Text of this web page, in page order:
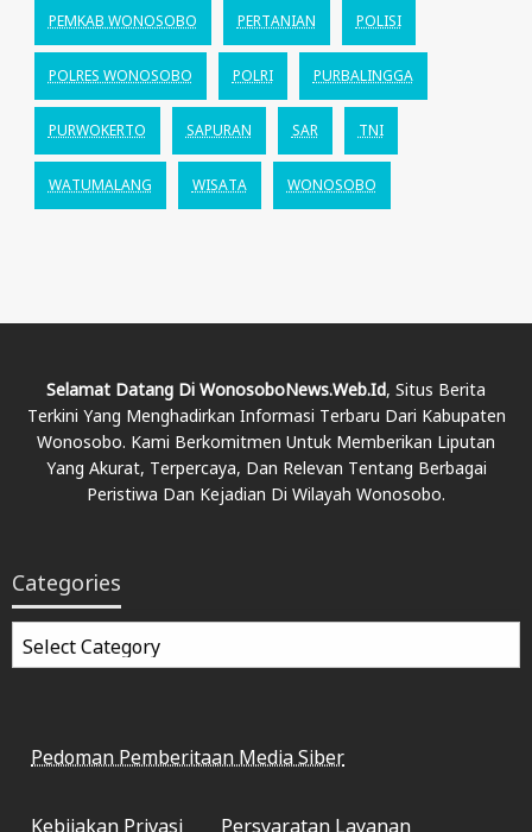
PEMKAB WONOSOBO PERTANIAN POLISI
POLRES WONOSOBO POLRI PURBALINGGA
PURWOKERTO SAPURAN SAR TNI
WATUMALANG WISATA WONOSOBO
Selamat Datang Di WonosoboNews.web.id, Situs Berita
Terkini Yang Menghadirkan Informasi Terbaru Dari Kabupaten
Wonosobo. Kami Berkomitmen Untuk Memberikan Liputan
Yang Akurat, Terpercaya, Dan Relevan Tentang Berbagai
Peristiwa Dan Kejadian Di Wilayah Wonosobo.
Categories
Categories
Pedoman Pemberitaan Media Siber
Kebijakan Privasi Persyaratan Layanan